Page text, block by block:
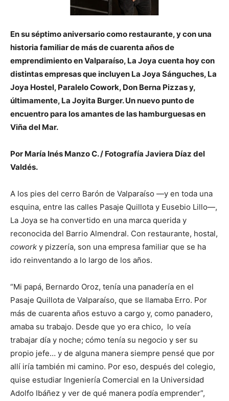
En su séptimo aniversario como restaurante, y con una
historia familiar de más de cuarenta años de
emprendimiento en Valparaíso, La Joya cuenta hoy con
distintas empresas que incluyen La Joya Sánguches, La
Joya Hostel, Paralelo Cowork, Don Berna Pizzas y,
últimamente, La Joyita Burger. Un nuevo punto de
encuentro para los amantes de las hamburguesas en
Viña del Mar.
Por María Inés Manzo C. / Fotografía Javiera Díaz del
Valdés.
A los pies del cerro Barón de Valparaíso —y en toda una
esquina, entre las calles Pasaje Quillota y Eusebio Lillo—,
La Joya se ha convertido en una marca querida y
reconocida del Barrio Almendral. Con restaurante, hostal,
cowork y pizzería, son una empresa familiar que se ha
ido reinventando a lo largo de los años.
“Mi papá, Bernardo Oroz, tenía una panadería en el
Pasaje Quillota de Valparaíso, que se llamaba Erro. Por
más de cuarenta años estuvo a cargo y, como panadero,
amaba su trabajo. Desde que yo era chico, lo veía
trabajar día y noche; cómo tenía su negocio y ser su
propio jefe… y de alguna manera siempre pensé que por
allí iría también mi camino. Por eso, después del colegio,
quise estudiar Ingeniería Comercial en la Universidad
Adolfo Ibáñez y ver de qué manera podía emprender”,